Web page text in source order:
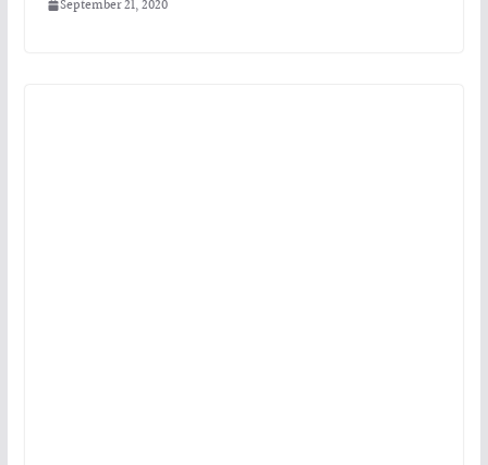
September 21, 2020